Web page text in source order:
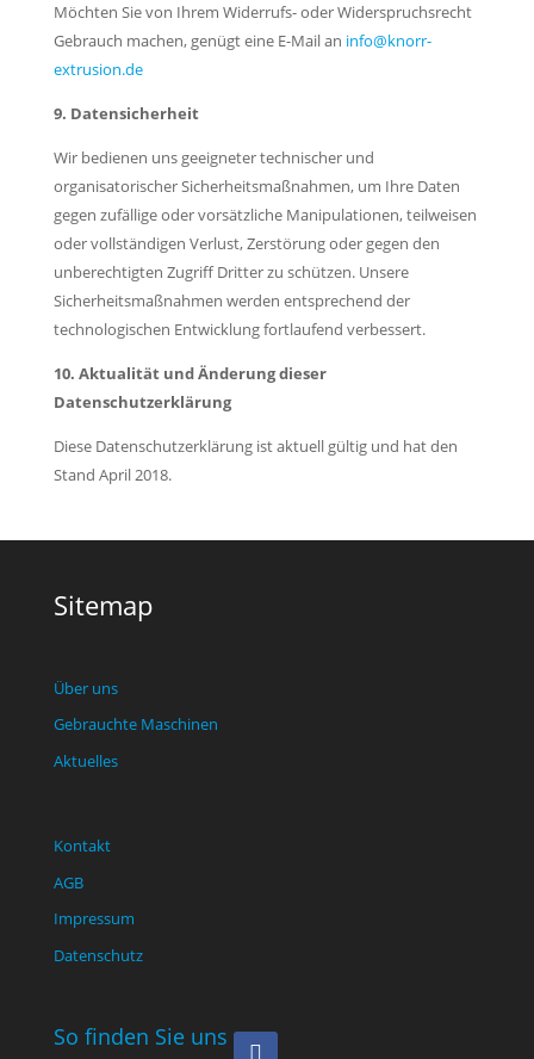
Möchten Sie von Ihrem Widerrufs- oder Widerspruchsrecht
Gebrauch machen, genügt eine E-Mail an info@knorr-
extrusion.de
9. Datensicherheit
Wir bedienen uns geeigneter technischer und
organisatorischer Sicherheitsmaßnahmen, um Ihre Daten
gegen zufällige oder vorsätzliche Manipulationen, teilweisen
oder vollständigen Verlust, Zerstörung oder gegen den
unberechtigten Zugriff Dritter zu schützen. Unsere
Sicherheitsmaßnahmen werden entsprechend der
technologischen Entwicklung fortlaufend verbessert.
10. Aktualität und Änderung dieser
Datenschutzerklärung
Diese Datenschutzerklärung ist aktuell gültig und hat den
Stand April 2018.
Sitemap
Über uns
Gebrauchte Maschinen
Aktuelles
Kontakt
AGB
Impressum
Datenschutz
So finden Sie uns